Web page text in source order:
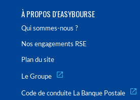
À PROPOS D'EASYBOURSE
Qui sommes-nous ?
Nos engagements RSE
Plan du site
Le Groupe
Code de conduite La Banque Postale